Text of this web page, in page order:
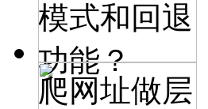
模式和回退
功能？
爬网址做层